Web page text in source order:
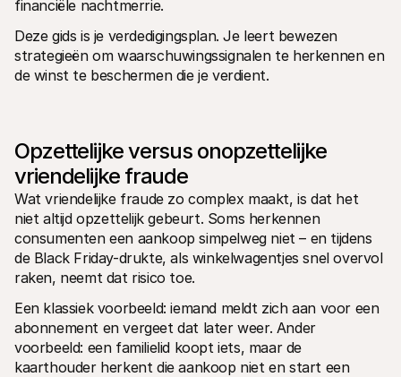
onze waarden
Het laatste nieuws over Mollie
Vacatures
Kom werken bij Mollie. Ontdek de
vacatures!
Voor Mollie-klanten
Neem contact op met Customer Support
Contact met sales
Ontdek hoe we jouw bedrijf kunnen helpen
financiële nachtmerrie.
Deze gids is je verdedigingsplan. Je leert bewezen
strategieën om waarschuwingssignalen te herkennen en
de winst te beschermen die je verdient.
Opzettelijke versus onopzettelijke
vriendelijke fraude
Wat vriendelijke fraude zo complex maakt, is dat het
niet altijd opzettelijk gebeurt. Soms herkennen
consumenten een aankoop simpelweg niet – en tijdens
de Black Friday-drukte, als winkelwagentjes snel overvol
raken, neemt dat risico toe.
Een klassiek voorbeeld: iemand meldt zich aan voor een
abonnement en vergeet dat later weer. Ander
voorbeeld: een familielid koopt iets, maar de
kaarthouder herkent die aankoop niet en start een